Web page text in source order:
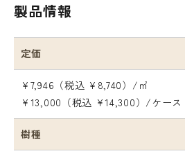
製品情報
定価
¥7,946（税込 ¥8,740）/㎡
¥13,000（税込 ¥14,300）/ケース
樹種